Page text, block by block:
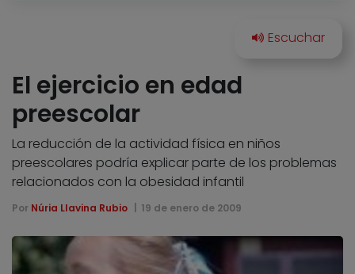
El ejercicio en edad
preescolar
La reducción de la actividad física en niños
preescolares podría explicar parte de los problemas
relacionados con la obesidad infantil
Por Núria Llavina Rubio 19 de enero de 2009